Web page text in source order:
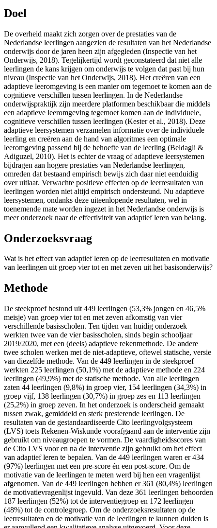
Doel
De overheid maakt zich zorgen over de prestaties van de
Nederlandse leerlingen aangezien de resultaten van het Nederlandse
onderwijs door de jaren heen zijn afgegleden (Inspectie van het
Onderwijs, 2018). Tegelijkertijd wordt geconstateerd dat niet alle
leerlingen de kans krijgen om onderwijs te volgen dat past bij hun
niveau (Inspectie van het Onderwijs, 2018). Het creëren van een
adaptieve leeromgeving is een manier om tegemoet te komen aan de
cognitieve verschillen tussen leerlingen. In de Nederlandse
onderwijspraktijk zijn meerdere platformen beschikbaar die middels
een adaptieve leeromgeving tegemoet komen aan de individuele,
cognitieve verschillen tussen leerlingen (Kester et al., 2018). Deze
adaptieve leersystemen verzamelen informatie over de individuele
leerling en creëren aan de hand van algoritmes een optimale
leeromgeving passend bij de behoefte van de leerling (Beldagli &
Adiguzel, 2010). Het is echter de vraag of adaptieve leersystemen
bijdragen aan hogere prestaties van Nederlandse leerlingen,
omreden dat bestaand empirisch bewijs zich daar niet eenduidig
over uitlaat. Verwachte positieve effecten op de leerresultaten van
leerlingen worden niet altijd empirisch ondersteund. Nu adaptieve
leersystemen, ondanks deze uiteenlopende resultaten, wel in
toenemende mate worden ingezet in het Nederlandse onderwijs is
meer onderzoek naar de effectiviteit van adaptief leren van belang.
Onderzoeksvraag
Wat is het effect van adaptief leren op de leerresultaten en motivatie
van leerlingen uit groep vier tot en met zeven uit het basisonderwijs?
Methode
De steekproef bestond uit 449 leerlingen (53,3% jongen en 46,5%
meisje) van groep vier tot en met zeven afkomstig van vier
verschillende basisscholen. Ten tijden van huidig onderzoek
werkten twee van de vier basisscholen, sinds begin schooljaar
2019/2020, met een (deels) adaptieve rekenmethode. De andere
twee scholen werken met de niet-adaptieve, oftewel statische, versie
van diezelfde methode. Van de 449 leerlingen in de steekproef
werkten 225 leerlingen (50,1%) met de adaptieve methode en 224
leerlingen (49,9%) met de statische methode. Van alle leerlingen
zaten 44 leerlingen (9,8%) in groep vier, 154 leerlingen (34,3%) in
groep vijf, 138 leerlingen (30,7%) in groep zes en 113 leerlingen
(25,2%) in groep zeven. In het onderzoek is onderscheid gemaakt
tussen zwak, gemiddeld en sterk presterende leerlingen. De
resultaten van de gestandaardiseerde Cito leerlingvolgsysteem
(LVS) toets Rekenen-Wiskunde voorafgaand aan de interventie zijn
gebruikt om niveaugroepen te vormen. De vaardigheidsscores van
de Cito LVS voor en na de interventie zijn gebruikt om het effect
van adaptief leren te bepalen. Van de 449 leerlingen waren er 434
(97%) leerlingen met een pre-score én een post-score. Om de
motivatie van de leerlingen te meten werd bij hen een vragenlijst
afgenomen. Van de 449 leerlingen hebben er 361 (80,4%) leerlingen
de motivatievragenlijst ingevuld. Van deze 361 leerlingen behoorden
187 leerlingen (52%) tot de interventiegroep en 172 leerlingen
(48%) tot de controlegroep. Om de onderzoeksresultaten op de
leerresultaten en de motivatie van de leerlingen te kunnen duiden is